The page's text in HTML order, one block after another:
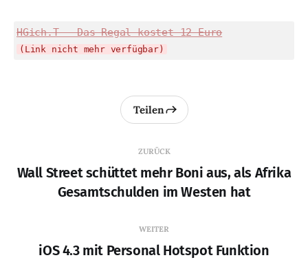
HGich.T - Das Regal kostet 12 Euro
(Link nicht mehr verfügbar)
ZURÜCK
Wall Street schüttet mehr Boni aus, als Afrika
Gesamtschulden im Westen hat
Teilen
WEITER
iOS 4.3 mit Personal Hotspot Funktion